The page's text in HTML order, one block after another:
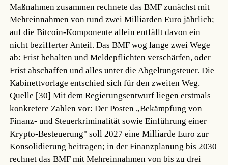
Maßnahmen zusammen rechnete das BMF zunächst mit
Mehreinnahmen von rund zwei Milliarden Euro jährlich;
auf die Bitcoin-Komponente allein entfällt davon ein
nicht bezifferter Anteil. Das BMF wog lange zwei Wege
ab: Frist behalten und Meldepflichten verschärfen, oder
Frist abschaffen und alles unter die Abgeltungsteuer. Die
Kabinettvorlage entschied sich für den zweiten Weg.
Quelle [30] Mit dem Regierungsentwurf liegen erstmals
konkretere Zahlen vor: Der Posten „Bekämpfung von
Finanz- und Steuerkriminalität sowie Einführung einer
Krypto-Besteuerung" soll 2027 eine Milliarde Euro zur
Konsolidierung beitragen; in der Finanzplanung bis 2030
rechnet das BMF mit Mehreinnahmen von bis zu drei